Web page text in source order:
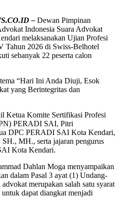
– Dewan Pimpinan
Indonesia Suara Advokat
melaksanakan Ujian Profesi
Tahun 2026 di Swiss-Belhotel
sebanyak 22 peserta calon
“Hari Ini Anda Diuji, Esok
yang Berintegritas dan
Ketua Komite Sertifikasi Profesi
PERADI SAI, Pitri
DPC PERADI SAI Kota Kendari,
MH., serta jajaran pengurus
Kota Kendari.
Dahlan Moga menyampaikan
dalam Pasal 3 ayat (1) Undang-
merupakan salah satu syarat
dapat diangkat menjadi